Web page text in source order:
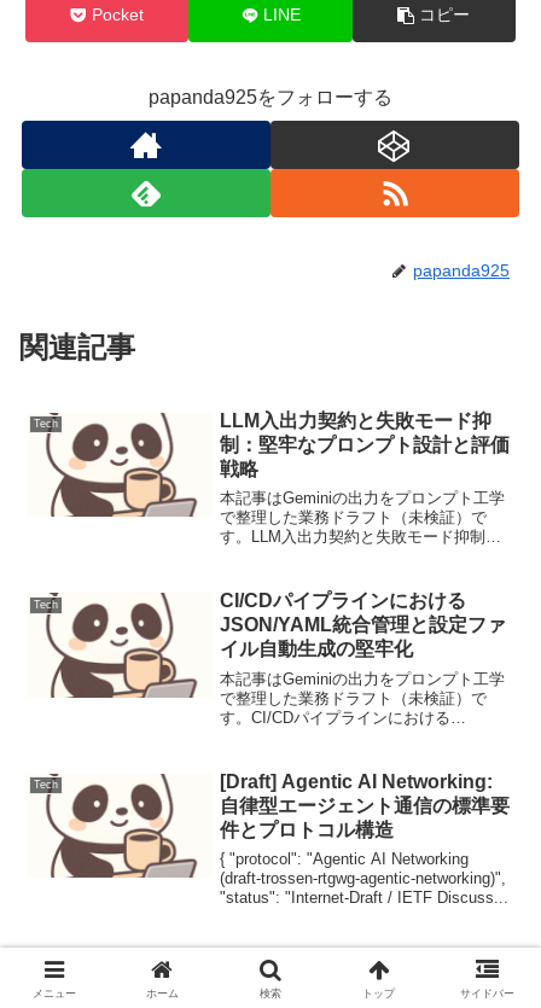
Pocket LINE コピー
papanda925をフォローする
papanda925
関連記事
Tech
LLM入出力契約と失敗モード抑
制：堅牢なプロンプト設計と評価
戦略
本記事はGeminiの出力をプロンプト工学
で整理した業務ドラフト（未検証）で
す。LLM入出力契約と失敗モード抑制：
つれて、その出力の信頼性と一貫性がア
プリケーションの...
Tech
CI/CDパイプラインにおける
JSON/YAML統合管理と設定ファ
イル自動生成の堅牢化
本記事はGeminiの出力をプロンプト工学
で整理した業務ドラフト（未検証）で
す。CI/CDパイプラインにおける
取得したJSONメタデータを、Kubernet...
Tech
[Draft] Agentic AI Networking:
自律型エージェント通信の標準要
件とプロトコル構造
{ "protocol": "Agentic AI Networking
(draft-trossen-rtgwg-agentic-networking)",
"status": "Internet-Draft / IETF Discuss...
Tech
RAGシステム性能評価と改善：
プロンプト設計と自動評価戦略
メニュー ホーム 検索 トップ サイドバー